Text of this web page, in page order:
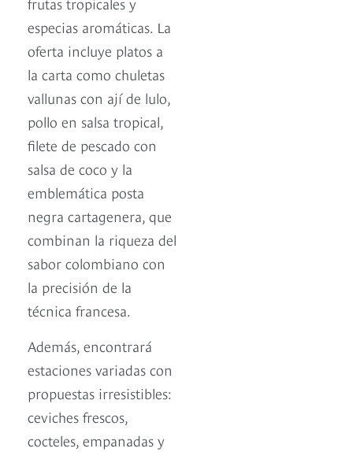
especias aromáticas. La
oferta incluye platos a
la carta como chuletas
vallunas con ají de lulo,
pollo en salsa tropical,
filete de pescado con
salsa de coco y la
emblemática posta
negra cartagenera, que
combinan la riqueza del
sabor colombiano con
la precisión de la
técnica francesa.
Además, encontrará
estaciones variadas con
propuestas irresistibles:
ceviches frescos,
cocteles, empanadas y